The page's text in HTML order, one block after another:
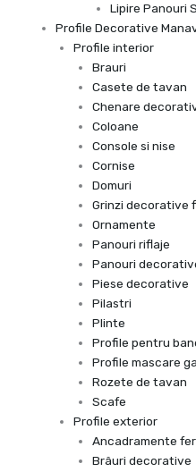
Lipire Panouri
Profile Decorative
Profile interior
Brauri
Casete de tavan
Chenare
Coloane
Console si nise
Cornise
Domuri
Grinzi decorative
Ornamente
Panouri riflaje
Panouri
Piese decorative
Pilastri
Plinte
Profile pentru
Profile mascare
Rozete de tavan
Scafe
Profile exterior
Ancadramente
Brâuri decorative